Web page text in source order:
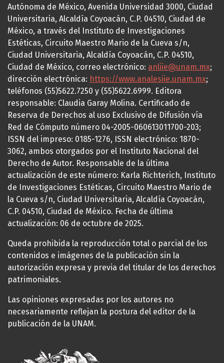
Autónoma de México, Avenida Universidad 3000, Ciudad
Universitaria, Alcaldía Coyoacán, C.P. 04510, Ciudad de
México, a través del Instituto de Investigaciones
Estéticas, Circuito Maestro Mario de la Cueva s/n,
Ciudad Universitaria, Alcaldía Coyoacán, C.P. 04510,
Ciudad de México, correo electrónico: anliie@unam.mx;
dirección electrónica: https://www.analesiie.unam.mx;
teléfonos (55)5622.7250 y (55)5622.6999. Editora
responsable: Claudia Garay Molina. Certificado de
Reserva de Derechos al uso Exclusivo de Difusión vía
Red de Cómputo número 04-2005-060613011700-203;
ISSN del impreso: 0185-1276, ISSN electrónico: 1870-
3062, ambos otorgados por el Instituto Nacional del
Derecho de Autor. Responsable de la última
actualización de este número: Karla Richterich, Instituto
de Investigaciones Estéticas, Circuito Maestro Mario de
la Cueva s/n, Ciudad Universitaria, Alcaldía Coyoacán,
C.P. 04510, Ciudad de México. Fecha de última
actualización: 06 de octubre de 2025.
Queda prohibida la reproducción total o parcial de los
contenidos e imágenes de la publicación sin la
autorización expresa y previa del titular de los derechos
patrimoniales.
Las opiniones expresadas por los autores no
necesariamente reflejan la postura del editor de la
publicación de la UNAM.